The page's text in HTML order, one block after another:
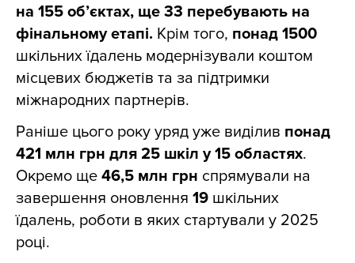
на 155 об’єктах, ще 33 перебувають на
фінальному етапі. Крім того, понад 1500
шкільних їдалень модернізували коштом
місцевих бюджетів та за підтримки
міжнародних партнерів.
Раніше цього року уряд уже виділив понад
421 млн грн для 25 шкіл у 15 областях.
Окремо ще 46,5 млн грн спрямували на
завершення оновлення 19 шкільних
їдалень, роботи в яких стартували у 2025
році.